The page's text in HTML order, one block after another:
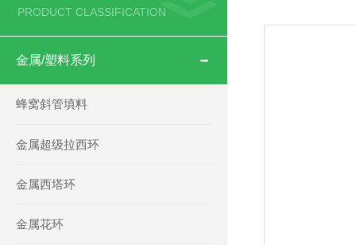
PRODUCT CLASSIFICATION
金属/塑料系列
蜂窝斜管填料
金属超级拉西环
金属西塔环
金属花环